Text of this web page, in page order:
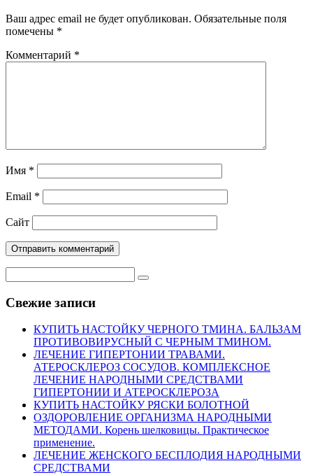
Ваш адрес email не будет опубликован. Обязательные поля
помечены *
Комментарий *
Имя *
Email *
Сайт
Свежие записи
КУПИТЬ НАСТОЙКУ ЧЕРНОГО ТМИНА. БАЛЬЗАМ
ПРОТИВОВИРУСНЫЙ С ЧЕРНЫМ ТМИНОМ.
ЛЕЧЕНИЕ ГИПЕРТОНИИ ТРАВАМИ.
АТЕРОСКЛЕРОЗ СОСУДОВ. КОМПЛЕКСНОЕ
ЛЕЧЕНИЕ НАРОДНЫМИ СРЕДСТВАМИ
ГИПЕРТОНИИ И АТЕРОСКЛЕРОЗА
КУПИТЬ НАСТОЙКУ РЯСКИ БОЛОТНОЙ
ОЗДОРОВЛЕНИЕ ОРГАНИЗМА НАРОДНЫМИ
МЕТОДАМИ. Корень шелковицы. Практическое
применение.
ЛЕЧЕНИЕ ЖЕНСКОГО БЕСПЛОДИЯ НАРОДНЫМИ
СРЕДСТВАМИ